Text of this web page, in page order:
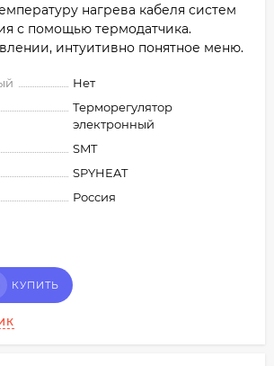
нагрева кабеля систем
с помощью термодатчика.
интуитивно понятное меню.
Нет
Терморегулятор
электронный
SMT
SPYHEAT
Россия
КУПИТЬ